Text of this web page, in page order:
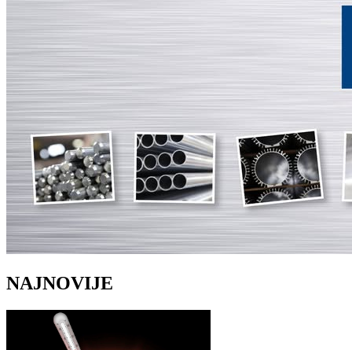
NAJNOVIJE